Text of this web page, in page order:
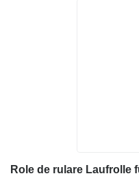
Role de rulare Laufrolle